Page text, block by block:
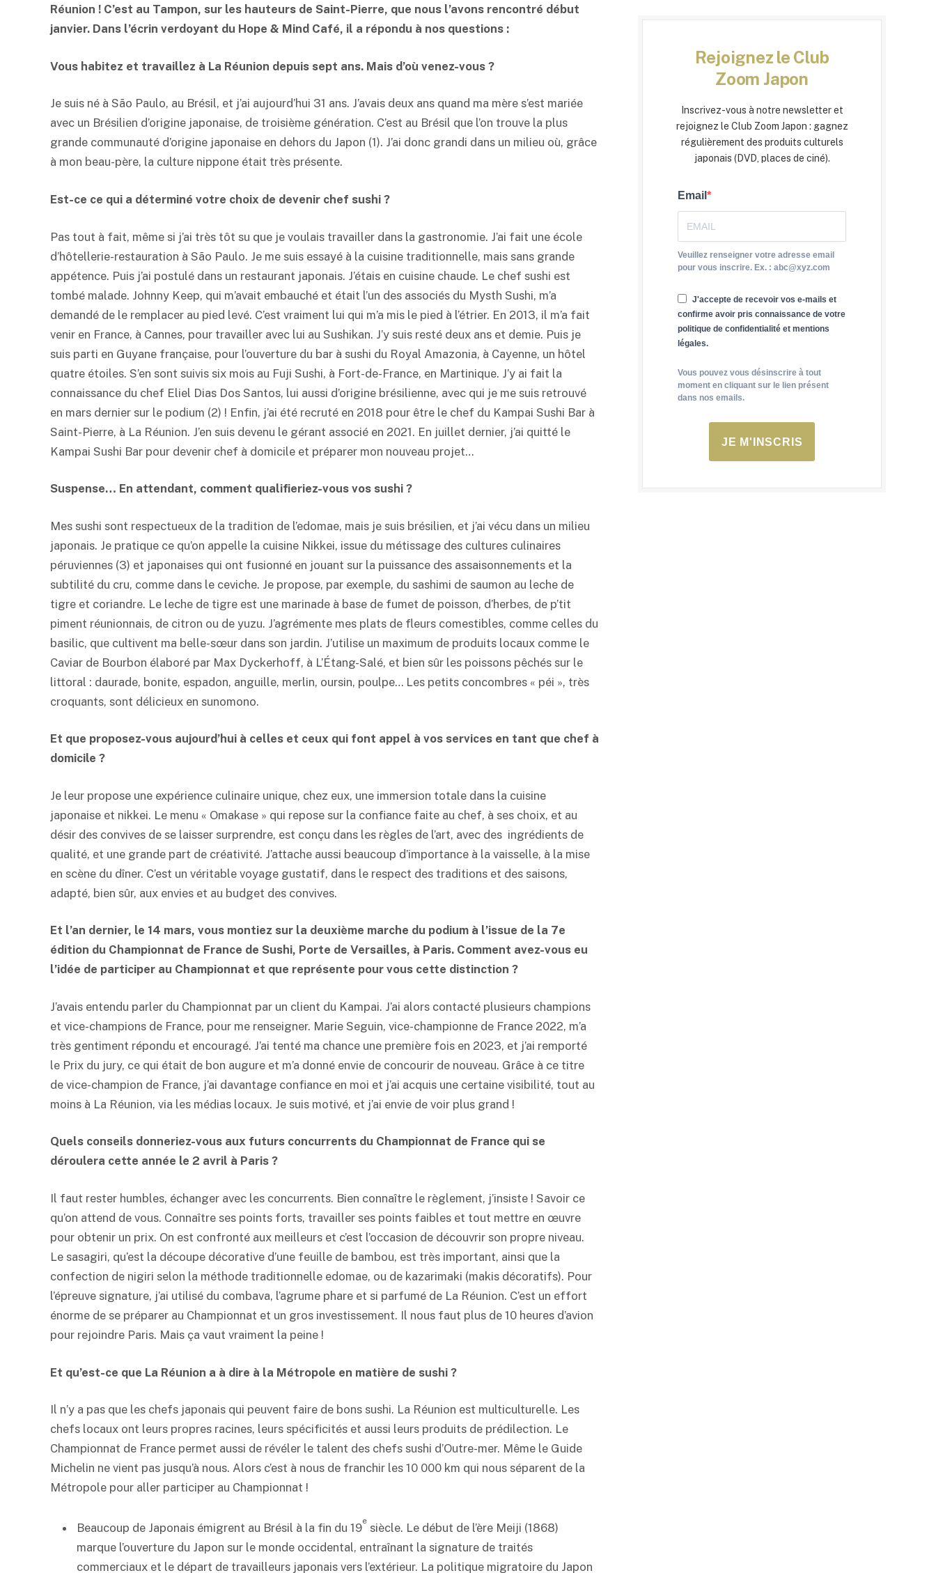
Réunion ! C’est au Tampon, sur les hauteurs de Saint-Pierre, que nous l’avons rencontré début
janvier. Dans l’écrin verdoyant du Hope & Mind Café, il a répondu à nos questions :
Vous habitez et travaillez à La Réunion depuis sept ans. Mais d’où venez-vous ?
Je suis né à São Paulo, au Brésil, et j’ai aujourd’hui 31 ans. J’avais deux ans quand ma mère s’est mariée
avec un Brésilien d’origine japonaise, de troisième génération. C’est au Brésil que l’on trouve la plus
grande communauté d’origine japonaise en dehors du Japon (1). J’ai donc grandi dans un milieu où, grâce
à mon beau-père, la culture nippone était très présente.
Est-ce ce qui a déterminé votre choix de devenir chef sushi ?
Pas tout à fait, même si j’ai très tôt su que je voulais travailler dans la gastronomie. J’ai fait une école
d’hôtellerie-restauration à São Paulo. Je me suis essayé à la cuisine traditionnelle, mais sans grande
appétence. Puis j’ai postulé dans un restaurant japonais. J’étais en cuisine chaude. Le chef sushi est
tombé malade. Johnny Keep, qui m’avait embauché et était l’un des associés du Mysth Sushi, m’a
demandé de le remplacer au pied levé. C’est vraiment lui qui m’a mis le pied à l’étrier. En 2013, il m’a fait
venir en France, à Cannes, pour travailler avec lui au Sushikan. J’y suis resté deux ans et demie. Puis je
suis parti en Guyane française, pour l’ouverture du bar à sushi du Royal Amazonia, à Cayenne, un hôtel
quatre étoiles. S’en sont suivis six mois au Fuji Sushi, à Fort-de-France, en Martinique. J’y ai fait la
connaissance du chef Eliel Dias Dos Santos, lui aussi d’origine brésilienne, avec qui je me suis retrouvé
en mars dernier sur le podium (2) ! Enfin, j’ai été recruté en 2018 pour être le chef du Kampai Sushi Bar à
Saint-Pierre, à La Réunion. J’en suis devenu le gérant associé en 2021. En juillet dernier, j’ai quitté le
Kampai Sushi Bar pour devenir chef à domicile et préparer mon nouveau projet…
Suspense… En attendant, comment qualifieriez-vous vos sushi ?
Mes sushi sont respectueux de la tradition de l’edomae, mais je suis brésilien, et j’ai vécu dans un milieu
japonais. Je pratique ce qu’on appelle la cuisine Nikkei, issue du métissage des cultures culinaires
péruviennes (3) et japonaises qui ont fusionné en jouant sur la puissance des assaisonnements et la
subtilité du cru, comme dans le ceviche. Je propose, par exemple, du sashimi de saumon au leche de
tigre et coriandre. Le leche de tigre est une marinade à base de fumet de poisson, d’herbes, de p’tit
piment réunionnais, de citron ou de yuzu. J’agrémente mes plats de fleurs comestibles, comme celles du
basilic, que cultivent ma belle-sœur dans son jardin. J’utilise un maximum de produits locaux comme le
Caviar de Bourbon élaboré par Max Dyckerhoff, à L’Étang-Salé, et bien sûr les poissons pêchés sur le
littoral : daurade, bonite, espadon, anguille, merlin, oursin, poulpe… Les petits concombres « péi », très
croquants, sont délicieux en sunomono.
Et que proposez-vous aujourd’hui à celles et ceux qui font appel à vos services en tant que chef à
domicile ?
Je leur propose une expérience culinaire unique, chez eux, une immersion totale dans la cuisine
japonaise et nikkei. Le menu « Omakase » qui repose sur la confiance faite au chef, à ses choix, et au
désir des convives de se laisser surprendre, est conçu dans les règles de l’art, avec des ingrédients de
qualité, et une grande part de créativité. J’attache aussi beaucoup d’importance à la vaisselle, à la mise
en scène du dîner. C’est un véritable voyage gustatif, dans le respect des traditions et des saisons,
adapté, bien sûr, aux envies et au budget des convives.
Et l’an dernier, le 14 mars, vous montiez sur la deuxième marche du podium à l’issue de la 7e
édition du Championnat de France de Sushi, Porte de Versailles, à Paris. Comment avez-vous eu
l’idée de participer au Championnat et que représente pour vous cette distinction ?
J’avais entendu parler du Championnat par un client du Kampai. J’ai alors contacté plusieurs champions
et vice-champions de France, pour me renseigner. Marie Seguin, vice-championne de France 2022, m’a
très gentiment répondu et encouragé. J’ai tenté ma chance une première fois en 2023, et j’ai remporté
le Prix du jury, ce qui était de bon augure et m’a donné envie de concourir de nouveau. Grâce à ce titre
de vice-champion de France, j’ai davantage confiance en moi et j’ai acquis une certaine visibilité, tout au
moins à La Réunion, via les médias locaux. Je suis motivé, et j’ai envie de voir plus grand !
Quels conseils donneriez-vous aux futurs concurrents du Championnat de France qui se
déroulera cette année le 2 avril à Paris ?
Il faut rester humbles, échanger avec les concurrents. Bien connaître le règlement, j’insiste ! Savoir ce
qu’on attend de vous. Connaître ses points forts, travailler ses points faibles et tout mettre en œuvre
pour obtenir un prix. On est confronté aux meilleurs et c’est l’occasion de découvrir son propre niveau.
Le sasagiri, qu’est la découpe décorative d’une feuille de bambou, est très important, ainsi que la
confection de nigiri selon la méthode traditionnelle edomae, ou de kazarimaki (makis décoratifs). Pour
l’épreuve signature, j’ai utilisé du combava, l’agrume phare et si parfumé de La Réunion. C’est un effort
énorme de se préparer au Championnat et un gros investissement. Il nous faut plus de 10 heures d’avion
pour rejoindre Paris. Mais ça vaut vraiment la peine !
Et qu’est-ce que La Réunion a à dire à la Métropole en matière de sushi ?
Il n’y a pas que les chefs japonais qui peuvent faire de bons sushi. La Réunion est multiculturelle. Les
chefs locaux ont leurs propres racines, leurs spécificités et aussi leurs produits de prédilection. Le
Championnat de France permet aussi de révéler le talent des chefs sushi d’Outre-mer. Même le Guide
Michelin ne vient pas jusqu’à nous. Alors c’est à nous de franchir les 10 000 km qui nous séparent de la
Métropole pour aller participer au Championnat !
Beaucoup de Japonais émigrent au Brésil à la fin du 19
e
siècle. Le début de l’ère Meiji (1868)
marque l’ouverture du Japon sur le monde occidental, entraînant la signature de traités
commerciaux et le départ de travailleurs japonais vers l’extérieur. La politique migratoire du Japon
Rejoignez le Club
Zoom Japon
Inscrivez-vous à notre newsletter et
rejoignez le Club Zoom Japon : gagnez
régulièrement des produits culturels
japonais (DVD, places de ciné).
Email
Veuillez renseigner votre adresse email
pour vous inscrire. Ex. : abc@xyz.com
J'accepte de recevoir vos e-mails et
confirme avoir pris connaissance de votre
politique de confidentialité et mentions
légales.
Vous pouvez vous désinscrire à tout
moment en cliquant sur le lien présent
dans nos emails.
JE M'INSCRIS